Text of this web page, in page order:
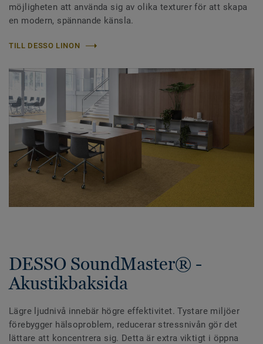
möjligheten att använda sig av olika texturer för att skapa
en modern, spännande känsla.
TILL DESSO LINON
DESSO SoundMaster® -
Akustikbaksida
Lägre ljudnivå innebär högre effektivitet. Tystare miljöer
förebygger hälsoproblem, reducerar stressnivån gör det
lättare att koncentrera sig. Detta är extra viktigt i öppna